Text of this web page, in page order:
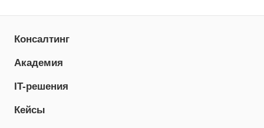
Консалтинг
Академия
IT-решения
Кейсы